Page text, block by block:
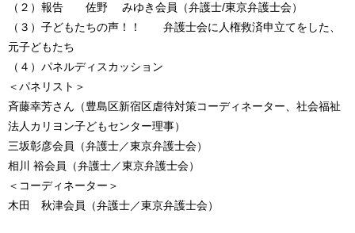
（２）報告 佐野 みゆき会員（弁護士/東京弁護士会）
（３）子どもたちの声！！ 弁護士会に人権救済申立てをした、
元子どもたち
（４）パネルディスカッション
＜パネリスト＞
斉藤幸芳さん（豊島区新宿区虐待対策コーディネーター、社会福祉
法人カリヨン子どもセンター理事）
三坂彰彦会員（弁護士／東京弁護士会）
相川 裕会員（弁護士／東京弁護士会）
＜コーディネーター＞
木田 秋津会員（弁護士／東京弁護士会）